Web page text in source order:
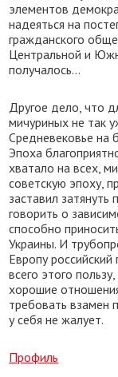
элементов
надеяться на
гражданского
Центральной и
получалось…
Другое дело, что
мичуриных не так
Средневековье на
Эпоха
хватало на всех,
советскую эпоху,
заставил
говорить о
способно
Украины. И
Европу российский
всего этого
хорошие
требовать взамен
у себя не жалует.
Профиль